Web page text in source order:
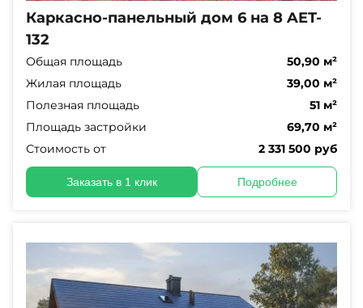
Каркасно-панельный дом 6 на 8 AET-
132
Общая площадь
50,90 м²
Жилая площадь
39,00 м²
Полезная площадь
51 м²
Площадь застройки
69,70 м²
Стоимость от
2 331 500 руб
Заказать в 1 клик Подробнее